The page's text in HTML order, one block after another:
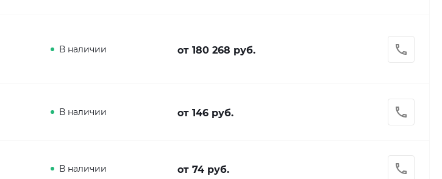
В наличии от 180 268 руб.
В наличии от 146 руб.
В наличии от 74 руб.